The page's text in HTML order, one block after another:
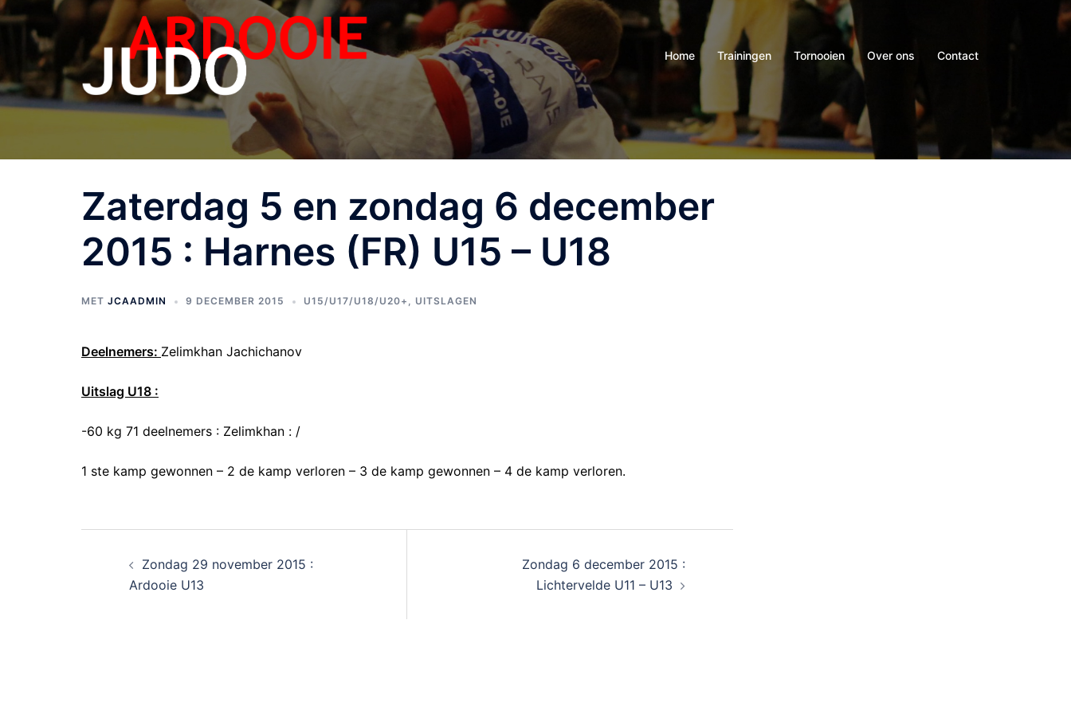
Home Trainingen Tornooien Over ons Contact
Zaterdag 5 en zondag 6 december
2015 : Harnes (FR) U15 – U18
MET JCAADMIN 9 DECEMBER 2015 U15/U17/U18/U20+ , UITSLAGEN
Deelnemers: Zelimkhan Jachichanov
Uitslag U18 :
-60 kg 71 deelnemers : Zelimkhan : /
1 ste kamp gewonnen – 2 de kamp verloren – 3 de kamp gewonnen – 4 de kamp verloren.
Zondag 29 november 2015 :
Ardooie U13
Zondag 6 december 2015 :
Lichtervelde U11 – U13